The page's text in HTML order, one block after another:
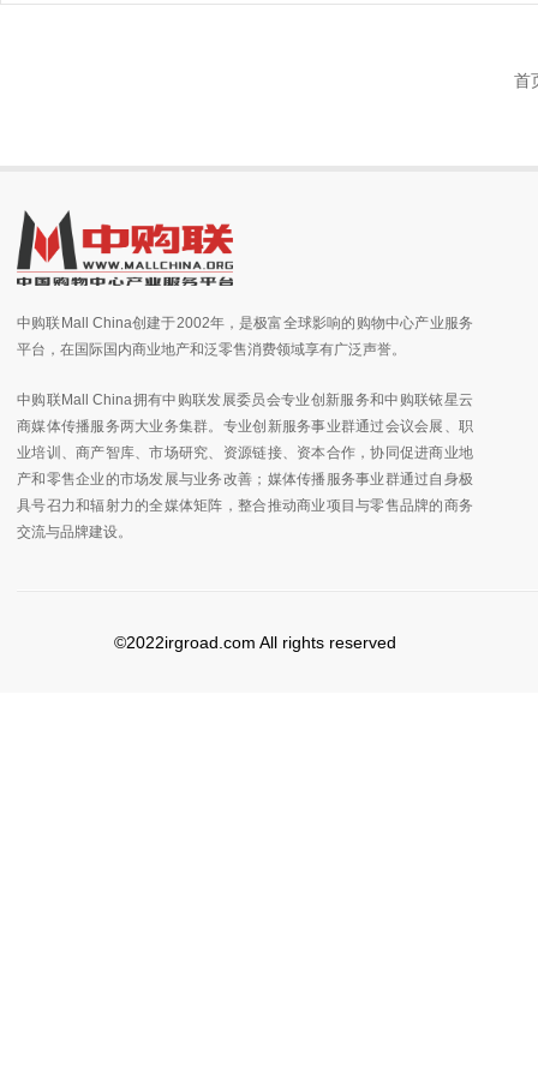
首
中购联Mall China创建于2002年，是极富全球影响的购物中心产业服务
平台，在国际国内商业地产和泛零售消费领域享有广泛声誉。
中购联Mall China拥有中购联发展委员会专业创新服务和中购联铱星云
商媒体传播服务两大业务集群。专业创新服务事业群通过会议会展、职
业培训、商产智库、市场研究、资源链接、资本合作，协同促进商业地
产和零售企业的市场发展与业务改善；媒体传播服务事业群通过自身极
具号召力和辐射力的全媒体矩阵，整合推动商业项目与零售品牌的商务
交流与品牌建设。
©2022irgroad.com All rights reserved